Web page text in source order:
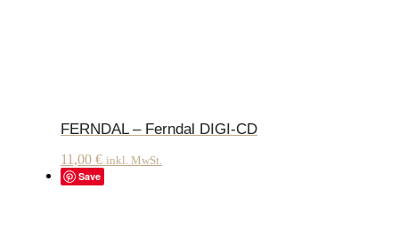
FERNDAL – Ferndal DIGI-CD
11,00 € inkl. MwSt.
Save